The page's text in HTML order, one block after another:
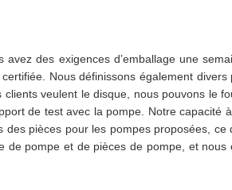
des exigences d’emballage une
Nous définissons également divers
veulent le disque, nous pouvons le
de test avec la pompe. Notre capacité
pièces pour les pompes proposées, ce
de pompe et de pièces de pompe, et nous